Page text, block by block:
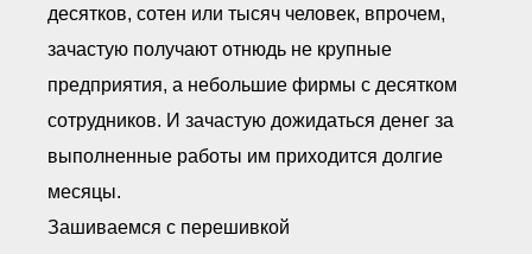
Антикоррупционная политика
Орган надзора
Охрана труда
Членство в НКО
Работа в Общественных советах
Повышение квалификации,
десятков, сотен или тысяч человек, впрочем,
зачастую получают отнюдь не крупные
предприятия, а небольшие фирмы с десятком
сотрудников. И зачастую дожидаться денег за
выполненные работы им приходится долгие
месяцы.
Зашиваемся с перешивкой